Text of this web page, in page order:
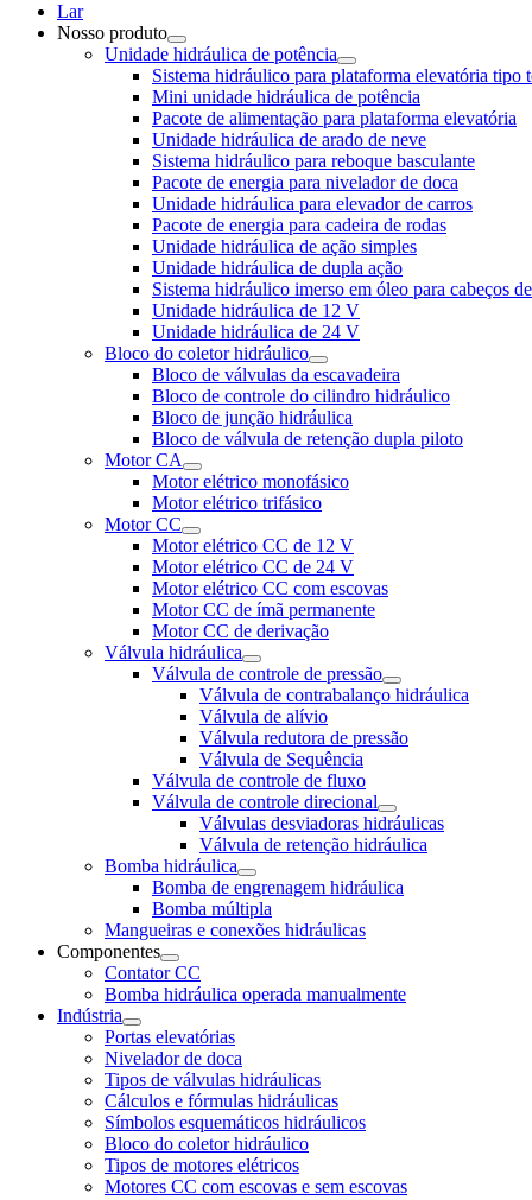
Lar
Nosso produto
Unidade hidráulica de potência
Sistema hidráulico para plataforma elevatória tipo
Mini unidade hidráulica de potência
Pacote de alimentação para plataforma elevatória
Unidade hidráulica de arado de neve
Sistema hidráulico para reboque basculante
Pacote de energia para nivelador de doca
Unidade hidráulica para elevador de carros
Pacote de energia para cadeira de rodas
Unidade hidráulica de ação simples
Unidade hidráulica de dupla ação
Sistema hidráulico imerso em óleo para cabeços
Unidade hidráulica de 12 V
Unidade hidráulica de 24 V
Bloco do coletor hidráulico
Bloco de válvulas da escavadeira
Bloco de controle do cilindro hidráulico
Bloco de junção hidráulica
Bloco de válvula de retenção dupla piloto
Motor CA
Motor elétrico monofásico
Motor elétrico trifásico
Motor CC
Motor elétrico CC de 12 V
Motor elétrico CC de 24 V
Motor elétrico CC com escovas
Motor CC de ímã permanente
Motor CC de derivação
Válvula hidráulica
Válvula de controle de pressão
Válvula de contrabalanço hidráulica
Válvula de alívio
Válvula redutora de pressão
Válvula de Sequência
Válvula de controle de fluxo
Válvula de controle direcional
Válvulas desviadoras hidráulicas
Válvula de retenção hidráulica
Bomba hidráulica
Bomba de engrenagem hidráulica
Bomba múltipla
Mangueiras e conexões hidráulicas
Componentes
Contator CC
Bomba hidráulica operada manualmente
Indústria
Portas elevatórias
Nivelador de doca
Tipos de válvulas hidráulicas
Cálculos e fórmulas hidráulicas
Símbolos esquemáticos hidráulicos
Bloco do coletor hidráulico
Tipos de motores elétricos
Motores CC com escovas e sem escovas